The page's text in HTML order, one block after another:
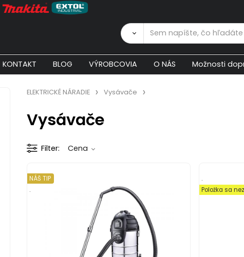
KONTAKT BLOG VÝROBCOVIA O NÁS Možnosti
ELEKTRICKÉ NÁRADIE Vysávače
Vysávače
Filter Cena
NÁŠ TIP
.
.
Položka sa